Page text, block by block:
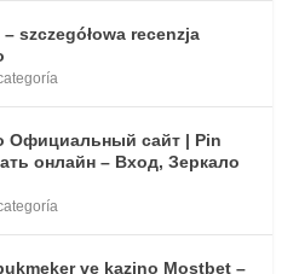
szczegółowa recenzja
Официальный сайт | Pin
онлайн – Вход, Зеркало
ve kazino Mostbet –